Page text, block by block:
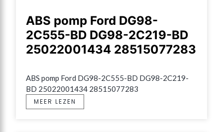
ABS pomp Ford DG98-
2C555-BD DG98-2C219-BD
25022001434 28515077283
ABS pomp Ford DG98-2C555-BD DG98-2C219-
BD 25022001434 28515077283
MEER LEZEN